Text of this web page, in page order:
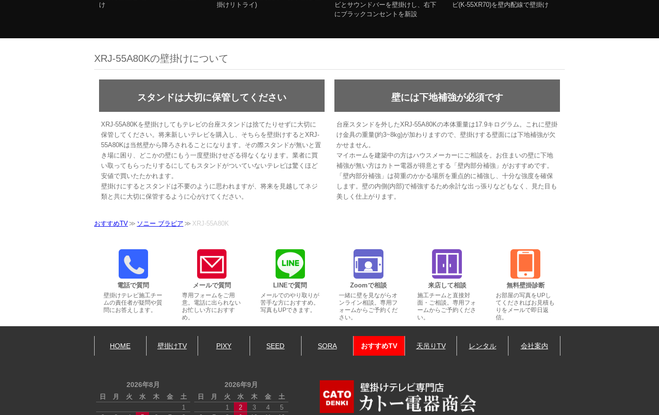
け
掛けリトライ)
ビとサウンドバーを壁掛けし、右下
にブラックコンセントを新設
ビ(K-55XR70)を壁内配線で壁掛け
XRJ-55A80Kの壁掛けについて
スタンドは大切に保管してください
XRJ-55A80Kを壁掛けしてもテレビの台座スタンドは捨てたりせずに大切に
保管してください。将来新しいテレビを購入し、そちらを壁掛けするとXRJ-
55A80Kは当然壁から降ろされることになります。その際スタンドが無いと置
き場に困り、どこかの壁にもう一度壁掛けせざる得なくなります。業者に買
い取ってもらったりするにしてもスタンドがついていないテレビは驚くほど
安値で買いたたかれます。
壁掛けにするとスタンドは不要のように思われますが、将来を見越してネジ
類と共に大切に保管するように心がけてください。
壁には下地補強が必須です
台座スタンドを外したXRJ-55A80Kの本体重量は17.9キログラム。これに壁掛
け金具の重量(約3~8kg)が加わりますので、壁掛けする壁面には下地補強が欠
かせません。
マイホームを建築中の方はハウスメーカーにご相談を。お住まいの壁に下地
補強が無い方はカトー電器が得意とする「壁内部分補強」がおすすめです。
「壁内部分補強」は荷重のかかる場所を重点的に補強し、十分な強度を確保
します。壁の内側(内部)で補強するため余計な出っ張りなどもなく、見た目も
美しく仕上がります。
おすすめTV ソニー ブラビア XRJ-55A80K
電話で質問
壁掛けテレビ施工チー
ムの責任者が疑問や質
問にお答えします。
メールで質問
専用フォームをご用
意。電話に出られない
お忙しい方におすす
め。
LINEで質問
メールでのやり取りが
苦手な方におすすめ。
写真もUPできます。
Zoomで相談
一緒に壁を見ながらオ
ンライン相談。専用フ
ォームからご予約くだ
さい。
来店して相談
施工チームと直接対
面・ご相談。専用フォ
ームからご予約くださ
い。
無料壁掛診断
お部屋の写真をUPし
てくださればお見積も
りをメールで即日返
信。
HOME 壁掛けTV PIXY SEED SORA おすすめTV 天吊りTV レンタル 会社案内
2026年8月
日 月 火 水 木 金
土
1
2026年9月
日 月 火 水 木 金
土
1
2 3 4
5